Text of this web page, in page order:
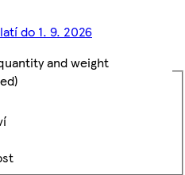
do 1. 9. 2026
and weight